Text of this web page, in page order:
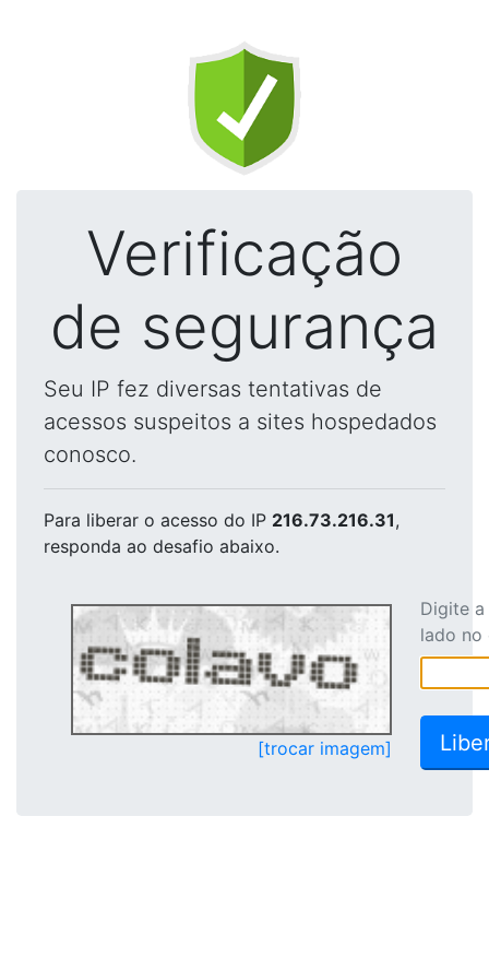
Verificação
de segurança
Seu IP fez diversas tentativas de
acessos suspeitos a sites hospedados
conosco.
Para liberar o acesso do IP 216.73.216.31,
responda ao desafio abaixo.
[trocar imagem]
Digite
lado no